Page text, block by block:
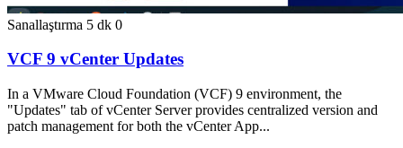
Sanallaştırma 5 dk 0
VCF 9 vCenter Updates
In a VMware Cloud Foundation (VCF) 9 environment, the
"Updates" tab of vCenter Server provides centralized version and
patch management for both the vCenter App...